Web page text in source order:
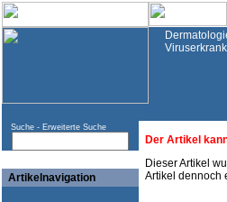
Suche - Erweiterte Suche
Artikelnavigation
Der Artikel
Dieser Artikel
Artikel dennoch